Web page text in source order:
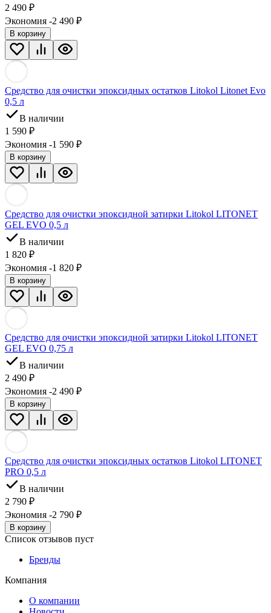
2 490 ₽
Экономия -2 490 ₽
В корзину
Средство для очистки эпоксидных остатков Litokol Litonet Evo
0,5 л
В наличии
1 590 ₽
Экономия -1 590 ₽
В корзину
Средство для очистки эпоксидной затирки Litokol LITONET
GEL EVO 0,5 л
В наличии
1 820 ₽
Экономия -1 820 ₽
В корзину
Средство для очистки эпоксидной затирки Litokol LITONET
GEL EVO 0,75 л
В наличии
2 490 ₽
Экономия -2 490 ₽
В корзину
Средство для очистки эпоксидных остатков Litokol LITONET
PRO 0,5 л
В наличии
2 790 ₽
Экономия -2 790 ₽
В корзину
Список отзывов пуст
Бренды
Компания
О компании